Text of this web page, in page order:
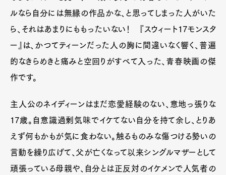
ルなら自分には無縁の作品かな、と思ってしまった人がいた
ら、それはあまりにももったいない！ 『スウィート17モンスタ
ー』は、かつてティーンだった人の胸に間違いなく響く、普遍
的なきらめきと痛みと空回りがすべて入った、青春映画の傑
作です。
主人公のネイディーンはまだ恋愛経験のない、意地っ張りな
17歳。自意識過剰気味でイケてない自分を持て余し、とりあ
えず何もかもが気に食わない。触るものみな傷つける勢いの
言動を繰り広げて、父が亡くなって以来シングルマザーとして
頑張っている母親や、自分とは正反対のイケメンで人気者の